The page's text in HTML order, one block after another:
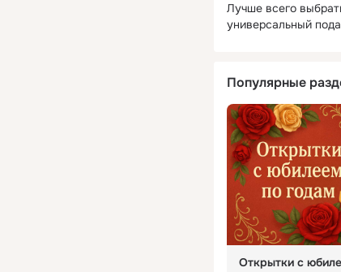
Лучше всего
универсальный
Популярные
Открытки с